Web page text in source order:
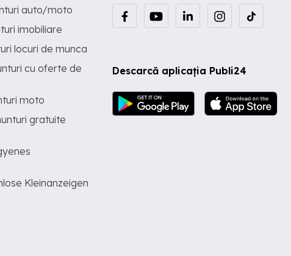
Descarcă aplicația Publi24
auto/moto
imobiliare
locuri de munca
cu oferte de
moto
gratuite
Kleinanzeigen